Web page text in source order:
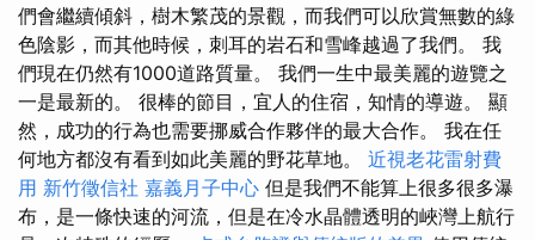
們會繼續傾斜，樹木繁茂的景觀，而我們可以欣賞無數的綠
色陰影，而其他時候，刺耳的岩石和雪峰越過了我們。 我
們現在仍然有1000道路質量。 我們一生中最美麗的遊覽之
一是最新的。 很棒的節目，宜人的住宿，知情的導遊。 顯
然，成功的行為也需要挪威合作夥伴的最大合作。 我在任
何地方都沒有看到如此美麗的野花草地。 近視老花雷射費
用 新竹徵信社 嘉義月子中心 但是我們不能算上很多很多瀑
布，是一條快速的河流，但是在冷水晶體透明的峽灣上航行